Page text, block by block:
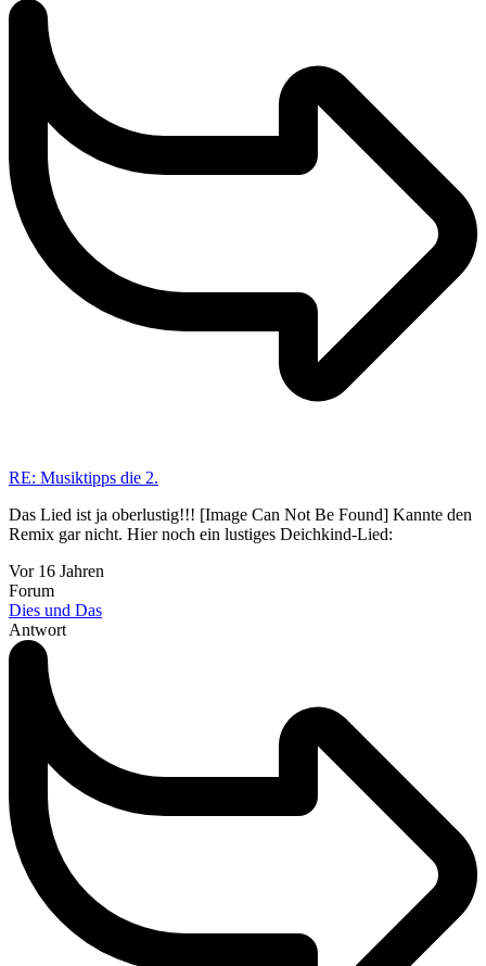
RE: Musiktipps die 2.
Das Lied ist ja oberlustig!!! [Image Can Not Be Found] Kannte den
Remix gar nicht. Hier noch ein lustiges Deichkind-Lied:
Vor 16 Jahren
Forum
Dies und Das
Antwort